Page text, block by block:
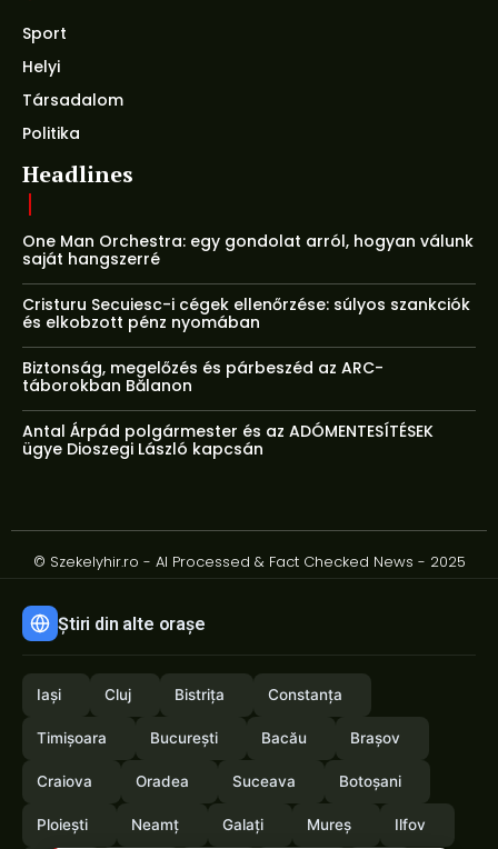
Sport
Helyi
Társadalom
Politika
Headlines
One Man Orchestra: egy gondolat arról, hogyan válunk
saját hangszerré
Cristuru Secuiesc-i cégek ellenőrzése: súlyos szankciók
és elkobzott pénz nyomában
Biztonság, megelőzés és párbeszéd az ARC-
táborokban Bălanon
Antal Árpád polgármester és az ADÓMENTESÍTÉSEK
ügye Dioszegi László kapcsán
© Szekelyhir.ro - AI Processed & Fact Checked News - 2025
Știri din alte orașe
Iași Cluj Bistrița Constanța
Timișoara București Bacău Brașov
Craiova Oradea Suceava Botoșani
Ploiești Neamț Galați Mureș Ilfov